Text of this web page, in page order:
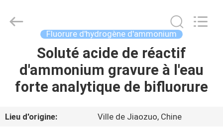
MAISON
PRODUITS
Imp.&Exp.Co.,Ltd.
Fluorure d'hydrogène d'ammonium
Soluté acide de réactif
d'ammonium gravure à l'eau
forte analytique de bifluorure
Lieu d'origine:
Ville de Jiaozuo, Chine